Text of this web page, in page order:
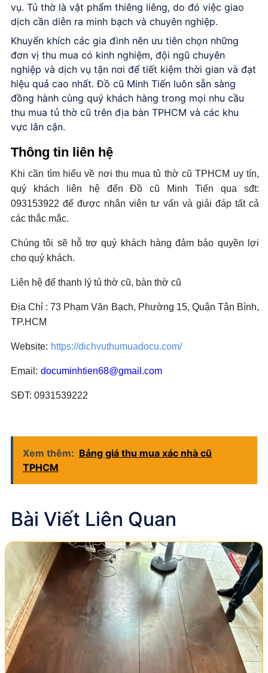
vụ. Tủ thờ là vật phẩm thiêng liêng, do đó việc giao
dịch cần diễn ra minh bạch và chuyên nghiệp.
Khuyến khích các gia đình nên ưu tiên chọn những
đơn vị thu mua có kinh nghiệm, đội ngũ chuyên
nghiệp và dịch vụ tận nơi để tiết kiệm thời gian và đạt
hiệu quả cao nhất. Đồ cũ Minh Tiến luôn sẵn sàng
đồng hành cùng quý khách hàng trong mọi nhu cầu
thu mua tủ thờ cũ trên địa bàn TPHCM và các khu
vực lân cận.
Thông tin liên hệ
Khi cần tìm hiểu về nơi thu mua tủ thờ cũ TPHCM uy tín,
quý khách liên hệ đến Đồ cũ Minh Tiến qua sđt:
093153922 để được nhân viên tư vấn và giải đáp tất cả
các thắc mắc.
Chúng tôi sẽ hỗ trợ quý khách hàng đảm bảo quyền lợi
cho quý khách.
Liên hệ để thanh lý tủ thờ cũ, bàn thờ cũ
Địa Chỉ : 73 Phạm Văn Bạch, Phường 15, Quận Tân Bình,
TP.HCM
Website: https://dichvuthumuadocu.com/
Email: documinhtien68@gmail.com
SĐT: 0931539222
Xem thêm: Bảng giá thu mua xác nhà cũ
TPHCM
Bài Viết Liên Quan